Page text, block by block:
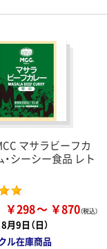
マサラビーフカ
・シーシー食品 レト
￥298 ￥870
8月9日（日）
ル在庫商品